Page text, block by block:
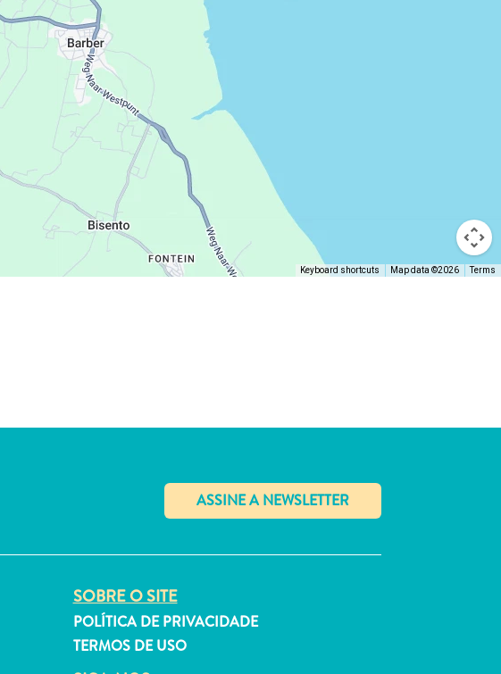
Keyboard shortcuts Map data ©2026 Terms
✕
SOBRE O SITE
POLÍTICA DE PRIVACIDADE
TERMOS DE USO